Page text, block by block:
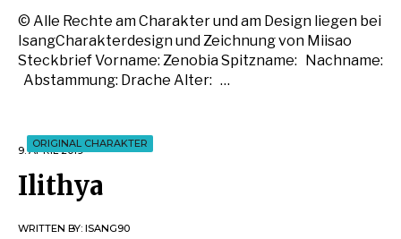
© Alle Rechte am Charakter und am Design liegen bei
IsangCharakterdesign und Zeichnung von Miisao
Steckbrief Vorname: Zenobia Spitzname: Nachname:
Abstammung: Drache Alter: …
ORIGINAL CHARAKTER
9. APRIL 2019
Ilithya
WRITTEN BY: ISANG90